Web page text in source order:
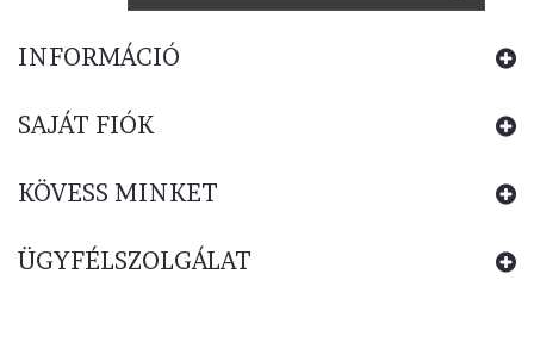
INFORMÁCIÓ
SAJÁT FIÓK
KÖVESS MINKET
ÜGYFÉLSZOLGÁLAT